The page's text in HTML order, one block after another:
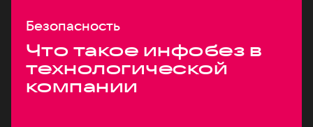
Безопасность
Что такое инфобез в
технологической
компании